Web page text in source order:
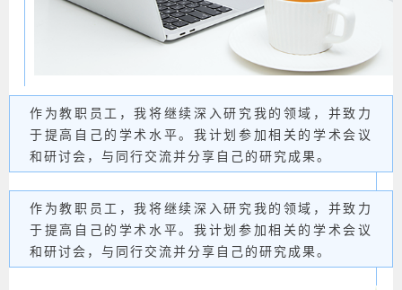
作为教职员工，我将继续深入研究我的领域，并致力
于提高自己的学术水平。我计划参加相关的学术会议
和研讨会，与同行交流并分享自己的研究成果。
作为教职员工，我将继续深入研究我的领域，并致力
于提高自己的学术水平。我计划参加相关的学术会议
和研讨会，与同行交流并分享自己的研究成果。